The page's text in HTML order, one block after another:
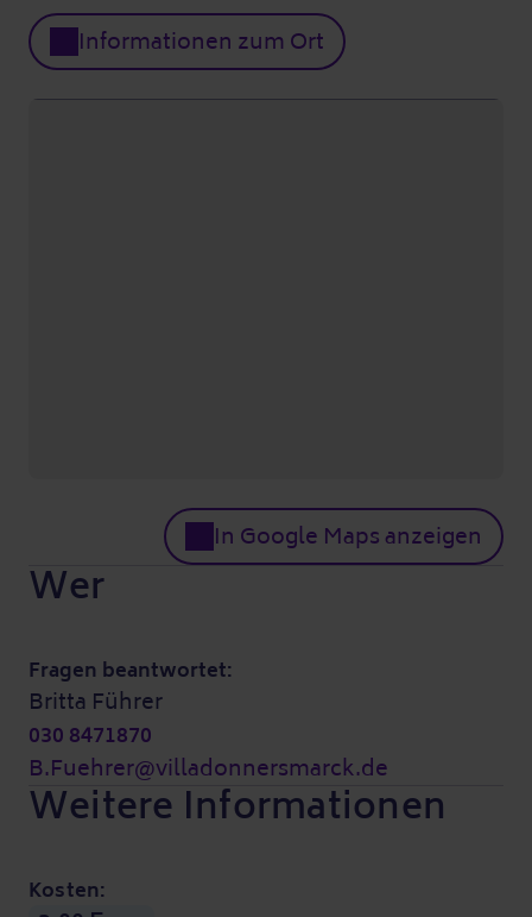
Informationen zum Ort
In Google Maps anzeigen
Wer
Fragen beantwortet:
Britta Führer
030 8471870
B.Fuehrer@villadonnersmarck.de
Weitere Informationen
Kosten: